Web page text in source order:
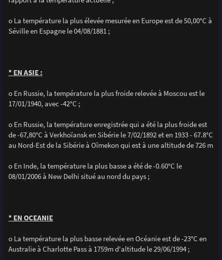
o La température la plus élevée mesurée en Europe est de 50,00°C à
Séville en Espagne le 04/08/1881 ;
* EN ASIE :
o En Russie, la température la plus froide relevée à Moscou est le
17/01/1940, avec -42°C ;
o En Russie, la température enregistrée qui a été la plus froide est
de -67,80°C à Verkhoïansk en Sibérie le 7/02/1892 et en 1933 - 67.8°C
au Nord-Est de la Sibérie à Oïmekon qui est à une altitude de 726 m
o En Inde, la température la plus basse a été de -0.60°C le
08/01/2006 à New Delhi situé au nord du pays ;
* EN OCEANIE
o La température la plus basse relevée en Océanie est de -23°C en
Australie à Charlotte Pass à 1759m d'altitude le 29/06/1994 ;